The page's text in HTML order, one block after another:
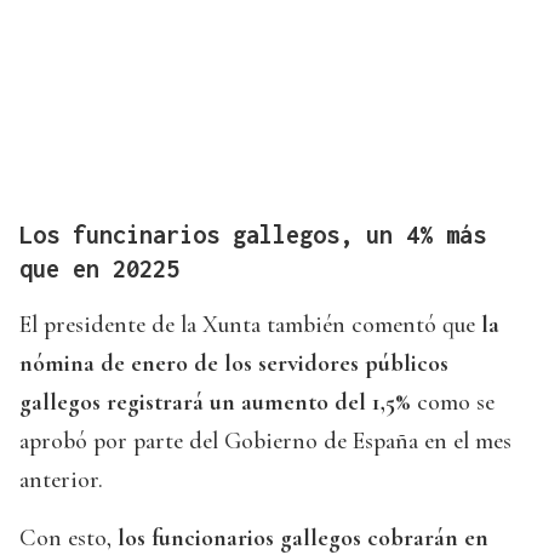
Los funcinarios gallegos, un 4% más
que en 20225
El presidente de la Xunta también comentó que la
nómina de enero de los servidores públicos
gallegos registrará un aumento del 1,5% como se
aprobó por parte del Gobierno de España en el mes
anterior.
Con esto, los funcionarios gallegos cobrarán en